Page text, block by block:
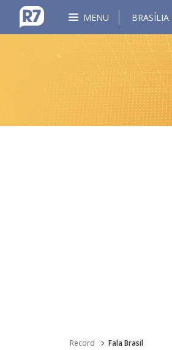
MENU BRASÍLIA
Record Fala Brasil